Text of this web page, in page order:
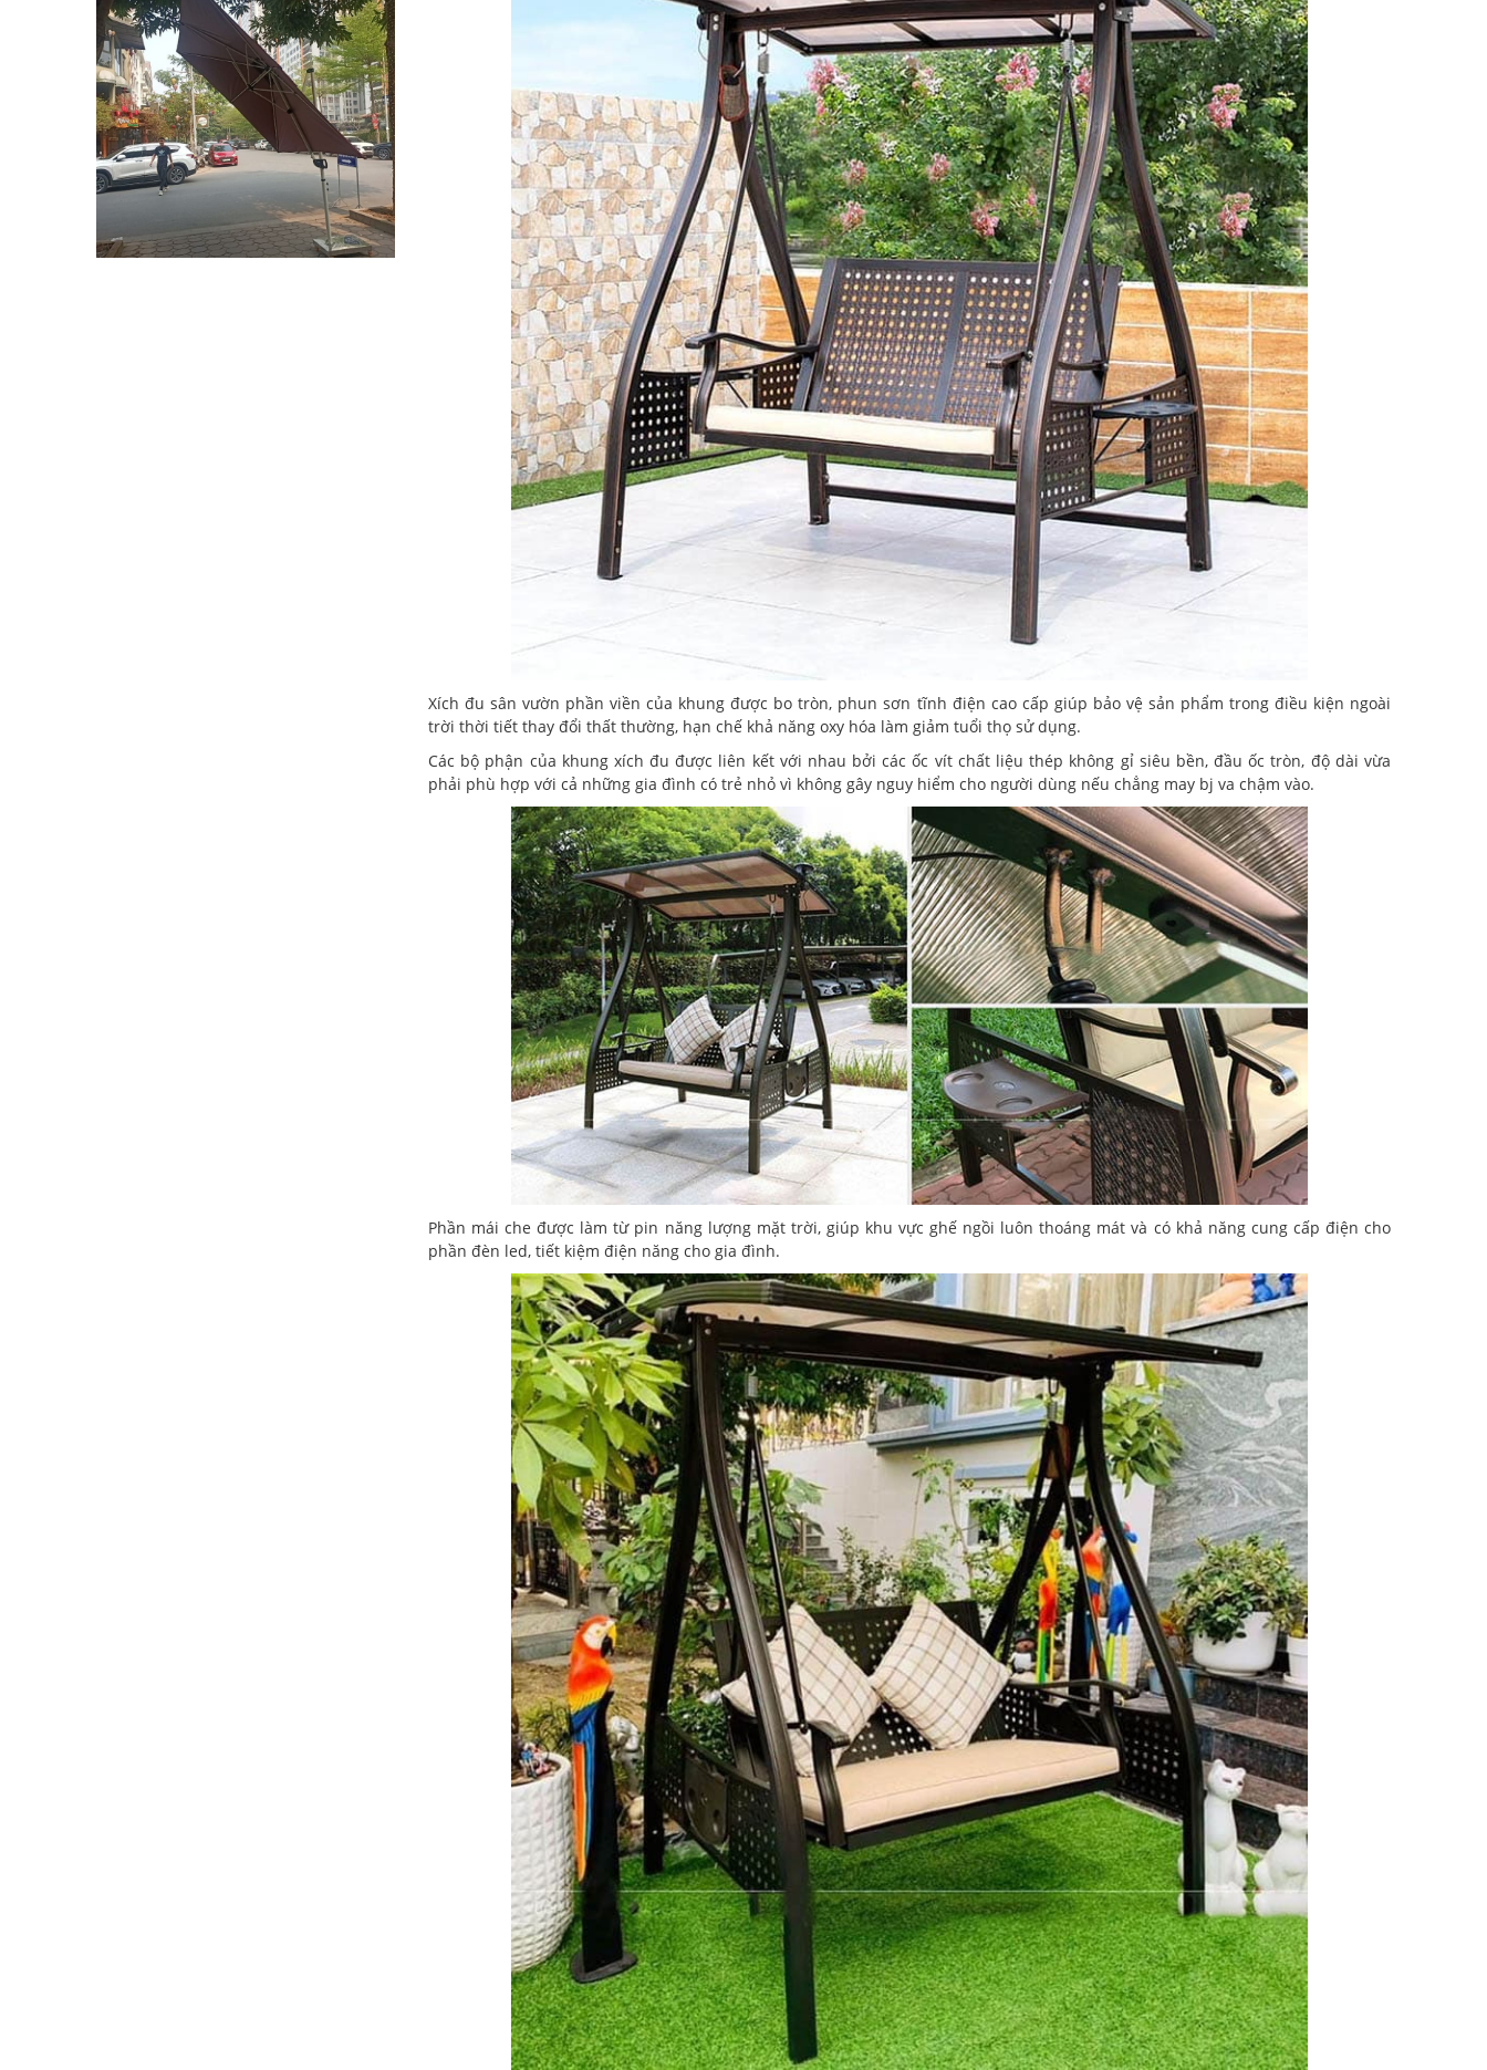
Xích đu sân vườn phần viền của khung được bo tròn, phun sơn tĩnh điện cao cấp giúp bảo vệ sản phẩm trong điều kiện ngoài
trời thời tiết thay đổi thất thường, hạn chế khả năng oxy hóa làm giảm tuổi thọ sử dụng.
Các bộ phận của khung xích đu được liên kết với nhau bởi các ốc vít chất liệu thép không gỉ siêu bền, đầu ốc tròn, độ dài vừa
phải phù hợp với cả những gia đình có trẻ nhỏ vì không gây nguy hiểm cho người dùng nếu chẳng may bj va chậm vào.
Phần mái che được làm từ pin năng lượng mặt trời, giúp khu vực ghế ngồi luôn thoáng mát và có khả năng cung cấp điện cho
phần đèn led, tiết kiệm điện năng cho gia đình.